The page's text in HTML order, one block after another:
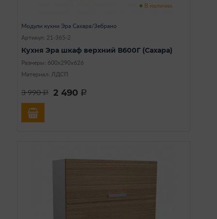
В наличии
Модули кухни Эра Сахара/Зебрано
Артикул: 21-365-2
Кухня Эра шкаф верхний В600Г (Сахара)
Размеры: 600х290х626
Материал: ЛДСП
3 990a 2 490 a